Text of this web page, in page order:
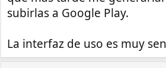
subirlas a Google Play.
La interfaz de uso es muy